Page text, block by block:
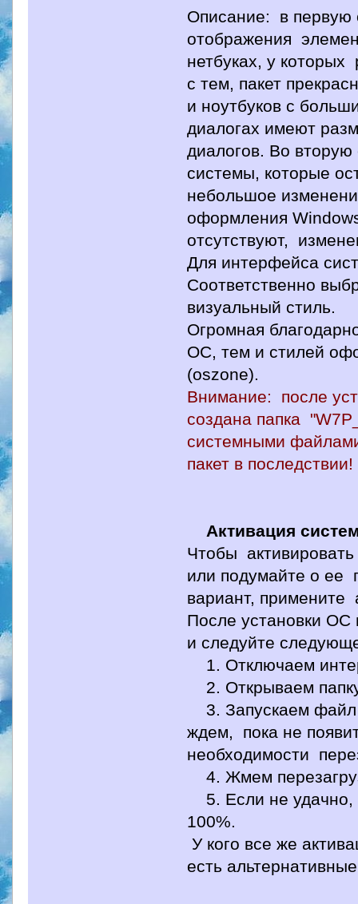
Описание: в первую
отображения
нетбуках, у
с тем, пакет
и ноутбуков с
диалогах имеют
диалогов. Во
системы, которые
небольшое
оформления
отсутствуют,
Для интерфейса
Соответственно
визуальный стиль.
Огромная
ОС, тем и стилей
(oszone).
Внимание: после
создана папка
системными
пакет в последствии!
Активация
Чтобы
или подумайте о ее
вариант, примените
После установки ОС
и следуйте
1. Отключаем
2. Открываем
3. Запускаем
ждем, пока не
необходимости
4. Жмем
5. Если не удачно,
100%.
У кого все же
есть